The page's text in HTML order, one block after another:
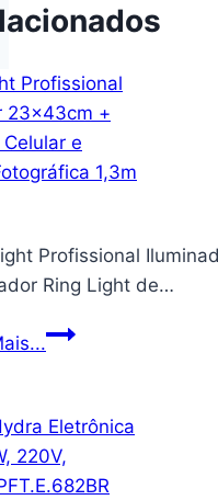
Profissional
Ring Light de…
Ring
Iluminador
23x43cm
+